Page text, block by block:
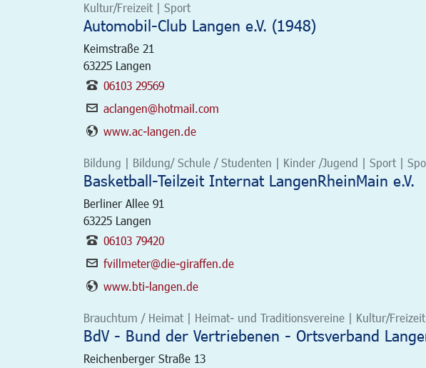
Kultur/Freizeit | Sport
Automobil-Club Langen e.V. (1948)
Keimstraße 21
63225 Langen
06103 29569
aclangen@hotmail.com
www.ac-langen.de
Bildung | Bildung/ Schule / Studenten | Kinder /Jugend | Sport |
Basketball-Teilzeit Internat LangenRheinMain e.V.
Berliner Allee 91
63225 Langen
06103 79420
fvillmeter@die-giraffen.de
www.bti-langen.de
Brauchtum / Heimat | Heimat- und Traditionsvereine | Kultur/Freizeit
BdV - Bund der Vertriebenen - Ortsverband
Reichenberger Straße 13